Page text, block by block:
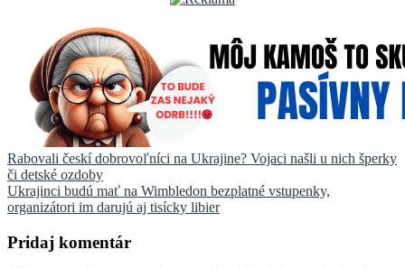
Navigácia
v
článku
Rabovali českí dobrovoľníci na Ukrajine? Vojaci našli u nich šperky
či detské ozdoby
Ukrajinci budú mať na Wimbledon bezplatné vstupenky,
organizátori im darujú aj tisícky libier
Pridaj komentár